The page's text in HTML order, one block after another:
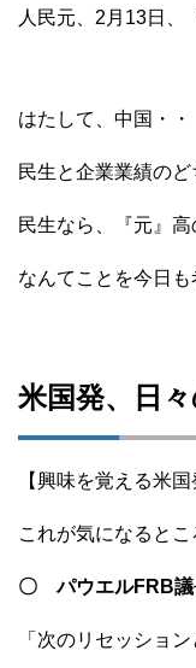
人民元、2月13日、
はたして、中国・・
民生と企業業績の
民生なら、『元』
なんてことを今日も
米国発、日
【興味を覚える米国
これが気になるとこ
〇 パウエルFRB議
「次のリセッショ